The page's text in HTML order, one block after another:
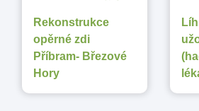
Rekonstrukce
opěrné zdi
Příbram- Březové
Hory